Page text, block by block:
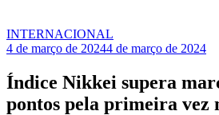
INTERNACIONAL
4 de março de 20244 de março de 2024
Índice Nikkei supera
pontos pela primeira vez